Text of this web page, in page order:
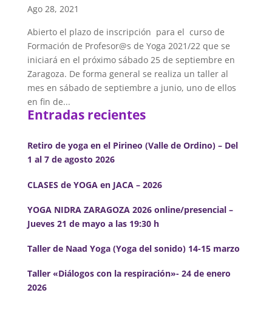
Ago 28, 2021
Abierto el plazo de inscripción para el curso de
Formación de Profesor@s de Yoga 2021/22 que se
iniciará en el próximo sábado 25 de septiembre en
Zaragoza. De forma general se realiza un taller al
mes en sábado de septiembre a junio, uno de ellos
en fin de...
Entradas recientes
Retiro de yoga en el Pirineo (Valle de Ordino) – Del
1 al 7 de agosto 2026
CLASES de YOGA en JACA – 2026
YOGA NIDRA ZARAGOZA 2026 online/presencial –
Jueves 21 de mayo a las 19:30 h
Taller de Naad Yoga (Yoga del sonido) 14-15 marzo
Taller «Diálogos con la respiración»- 24 de enero
2026